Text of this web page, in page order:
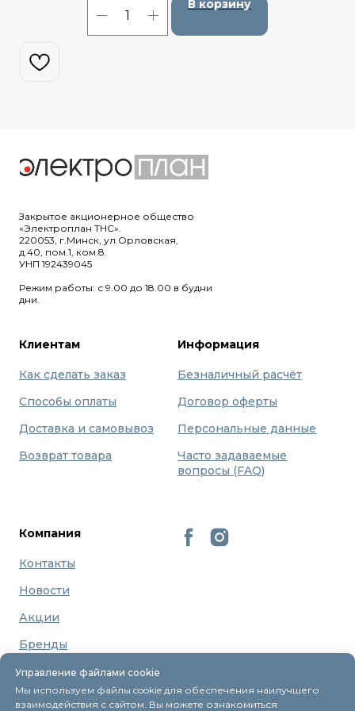
В корзину
Управление файлами cookie
Мы используем файлы cookie для обеспечения наилучшего
взаимодействия с сайтом. Вы можете ознакомиться
Закрытое акционерное общество
«Электроплан ТНС».
220053, г.Минск, ул.Орловская,
д.40, пом.1, ком.8.
УНП 192439045
Режим работы: с 9.00 до 18.00 в будни
дни.
Клиентам
Как сделать заказ
Способы оплаты
Доставка и самовывоз
Возврат товара
Информация
Безналичный расчёт
Договор оферты
Персональные данные
Часто задаваемые
вопросы (FAQ)
Компания
Контакты
Новости
Акции
Бренды
О нас